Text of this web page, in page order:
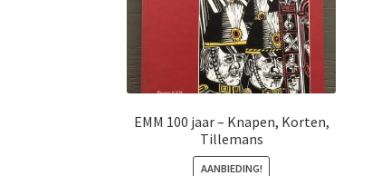
EMM 100 jaar – Knapen, Korten,
Tillemans
AANBIEDING!